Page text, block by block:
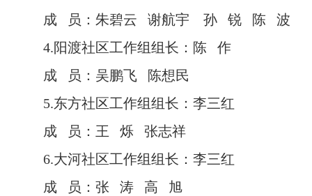
成 员：朱碧云 谢航宇 孙 锐 陈 波
4.阳渡社区工作组组长：陈 作
成 员：吴鹏飞 陈想民
5.东方社区工作组组长：李三红
成 员：王 烁 张志祥
6.大河社区工作组组长：李三红
成 员：张 涛 高 旭